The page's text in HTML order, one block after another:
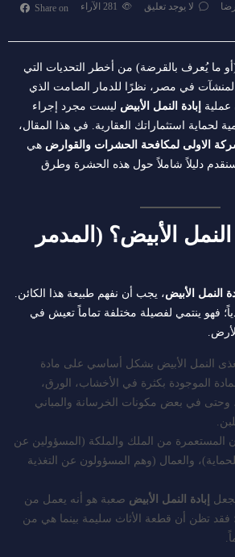
لا يوجد تعليق الآراء Share on
ما يُعرف بالقرضة) من أخطر التحديات التي
في مصر، نظرًا للدمار الصامت الذي
عملية إبادة النمل الأبيض ليست مجرد إجراء
لحماية استثماراتك العقارية. في هذا المقال،
الاولى لمكافحة الحشرات والقوارض هي
دليلاً شاملاً حول هذه الحشرة وطرق
الأبيض؟ (المدمر
النمل الأبيض، يجب أن نفهم طبيعة هذا الكائن.
فهو ينتمي لفصيلة مختلفة تماماً تعيش في
النمل الأبيض بشكل أساسي على مادة
الموجودة بكثرة في الأخشاب، الورق،
وحتى في بعض مكونات الخرسانة والمباني
المستعمرة من الملك والملكة (المسؤولين عن
والعمال (وهم المسؤولون عن التغذية
إبادة النمل الأبيض صعبة هو أنه يعمل من
فقد تظن أن قطعة الأثاث سليمة بينما هي من